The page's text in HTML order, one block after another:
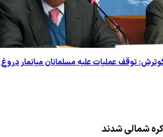
توقف عملیات علیه مسلمانان میانمار
شمالی شدند